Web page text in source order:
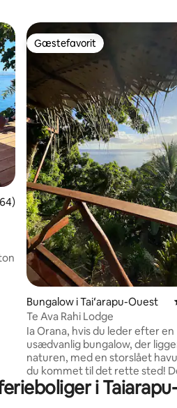
5 i gennemsnitlig bedømmelse,
Gæstefavorit
Gæstefavorit
Bungalow i Taiʻarapu-Ouest
Te Ava Rahi Lodge
Ia Orana, hvis du leder efter en
usædvanlig bungalow, der
naturen, med en storslået
du kommet til det rette sted! Den består
af 2 soveværelser med
tekøkken og et privat
i